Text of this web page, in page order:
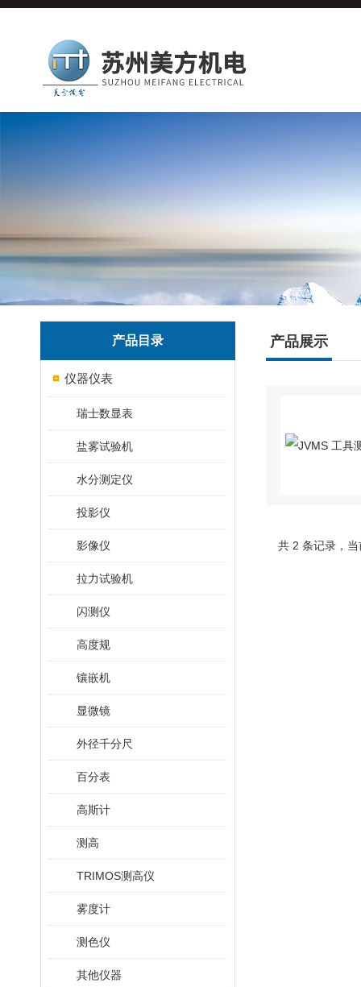
产品目录
仪器仪表
瑞士数显表
盐雾试验机
水分测定仪
投影仪
影像仪
拉力试验机
闪测仪
高度规
镶嵌机
显微镜
外径千分尺
百分表
高斯计
测高
TRIMOS测高仪
雾度计
测色仪
其他仪器
产品展示
共 2 条记录，